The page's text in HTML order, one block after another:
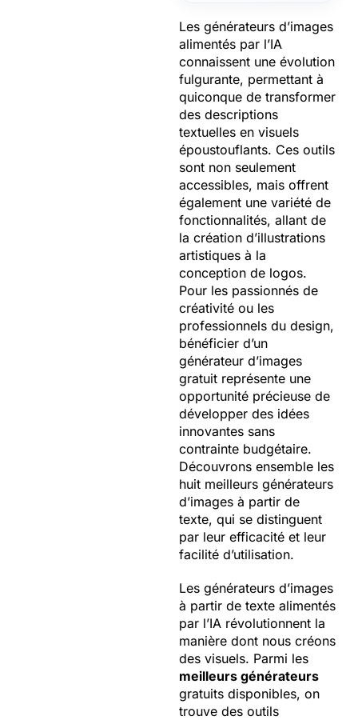
Les générateurs d’images
alimentés par l’IA
connaissent une évolution
fulgurante, permettant à
quiconque de transformer
des descriptions
textuelles en visuels
époustouflants. Ces outils
sont non seulement
accessibles, mais offrent
également une variété de
fonctionnalités, allant de
la création d’illustrations
artistiques à la
conception de logos.
Pour les passionnés de
créativité ou les
professionnels du design,
bénéficier d’un
générateur d’images
gratuit représente une
opportunité précieuse de
développer des idées
innovantes sans
contrainte budgétaire.
Découvrons ensemble les
huit meilleurs générateurs
d’images à partir de
texte, qui se distinguent
par leur efficacité et leur
facilité d’utilisation.
Les générateurs d’images
à partir de texte alimentés
par l’IA révolutionnent la
manière dont nous créons
des visuels. Parmi les
meilleurs générateurs
gratuits disponibles, on
trouve des outils